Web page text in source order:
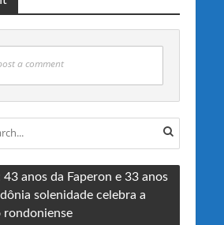
a comment
43 anos da Faperon e 33 anos
solenidade celebra a
rondoniense